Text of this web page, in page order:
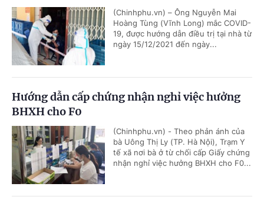
(Chinhphu.vn) – Ông Nguyễn Mai
Hoàng Tùng (Vĩnh Long) mắc COVID-
19, được hướng dẫn điều trị tại nhà từ
ngày 15/12/2021 đến ngày...
Hướng dẫn cấp chứng nhận nghỉ việc hưởng
BHXH cho F0
(Chinhphu.vn) - Theo phản ánh của
bà Uông Thị Ly (TP. Hà Nội), Trạm Y
tế xã nơi bà ở từ chối cấp Giấy chứng
nhận nghỉ việc hưởng BHXH cho F0...